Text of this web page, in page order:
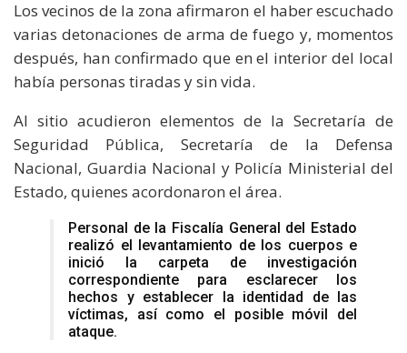
Los vecinos de la zona afirmaron el haber escuchado
varias detonaciones de arma de fuego y, momentos
después, han confirmado que en el interior del local
había personas tiradas y sin vida.
Al sitio acudieron elementos de la Secretaría de
Seguridad Pública, Secretaría de la Defensa
Nacional, Guardia Nacional y Policía Ministerial del
Estado, quienes acordonaron el área.
Personal de la Fiscalía General del Estado
realizó el levantamiento de los cuerpos e
inició la carpeta de investigación
correspondiente para esclarecer los
hechos y establecer la identidad de las
víctimas, así como el posible móvil del
ataque.